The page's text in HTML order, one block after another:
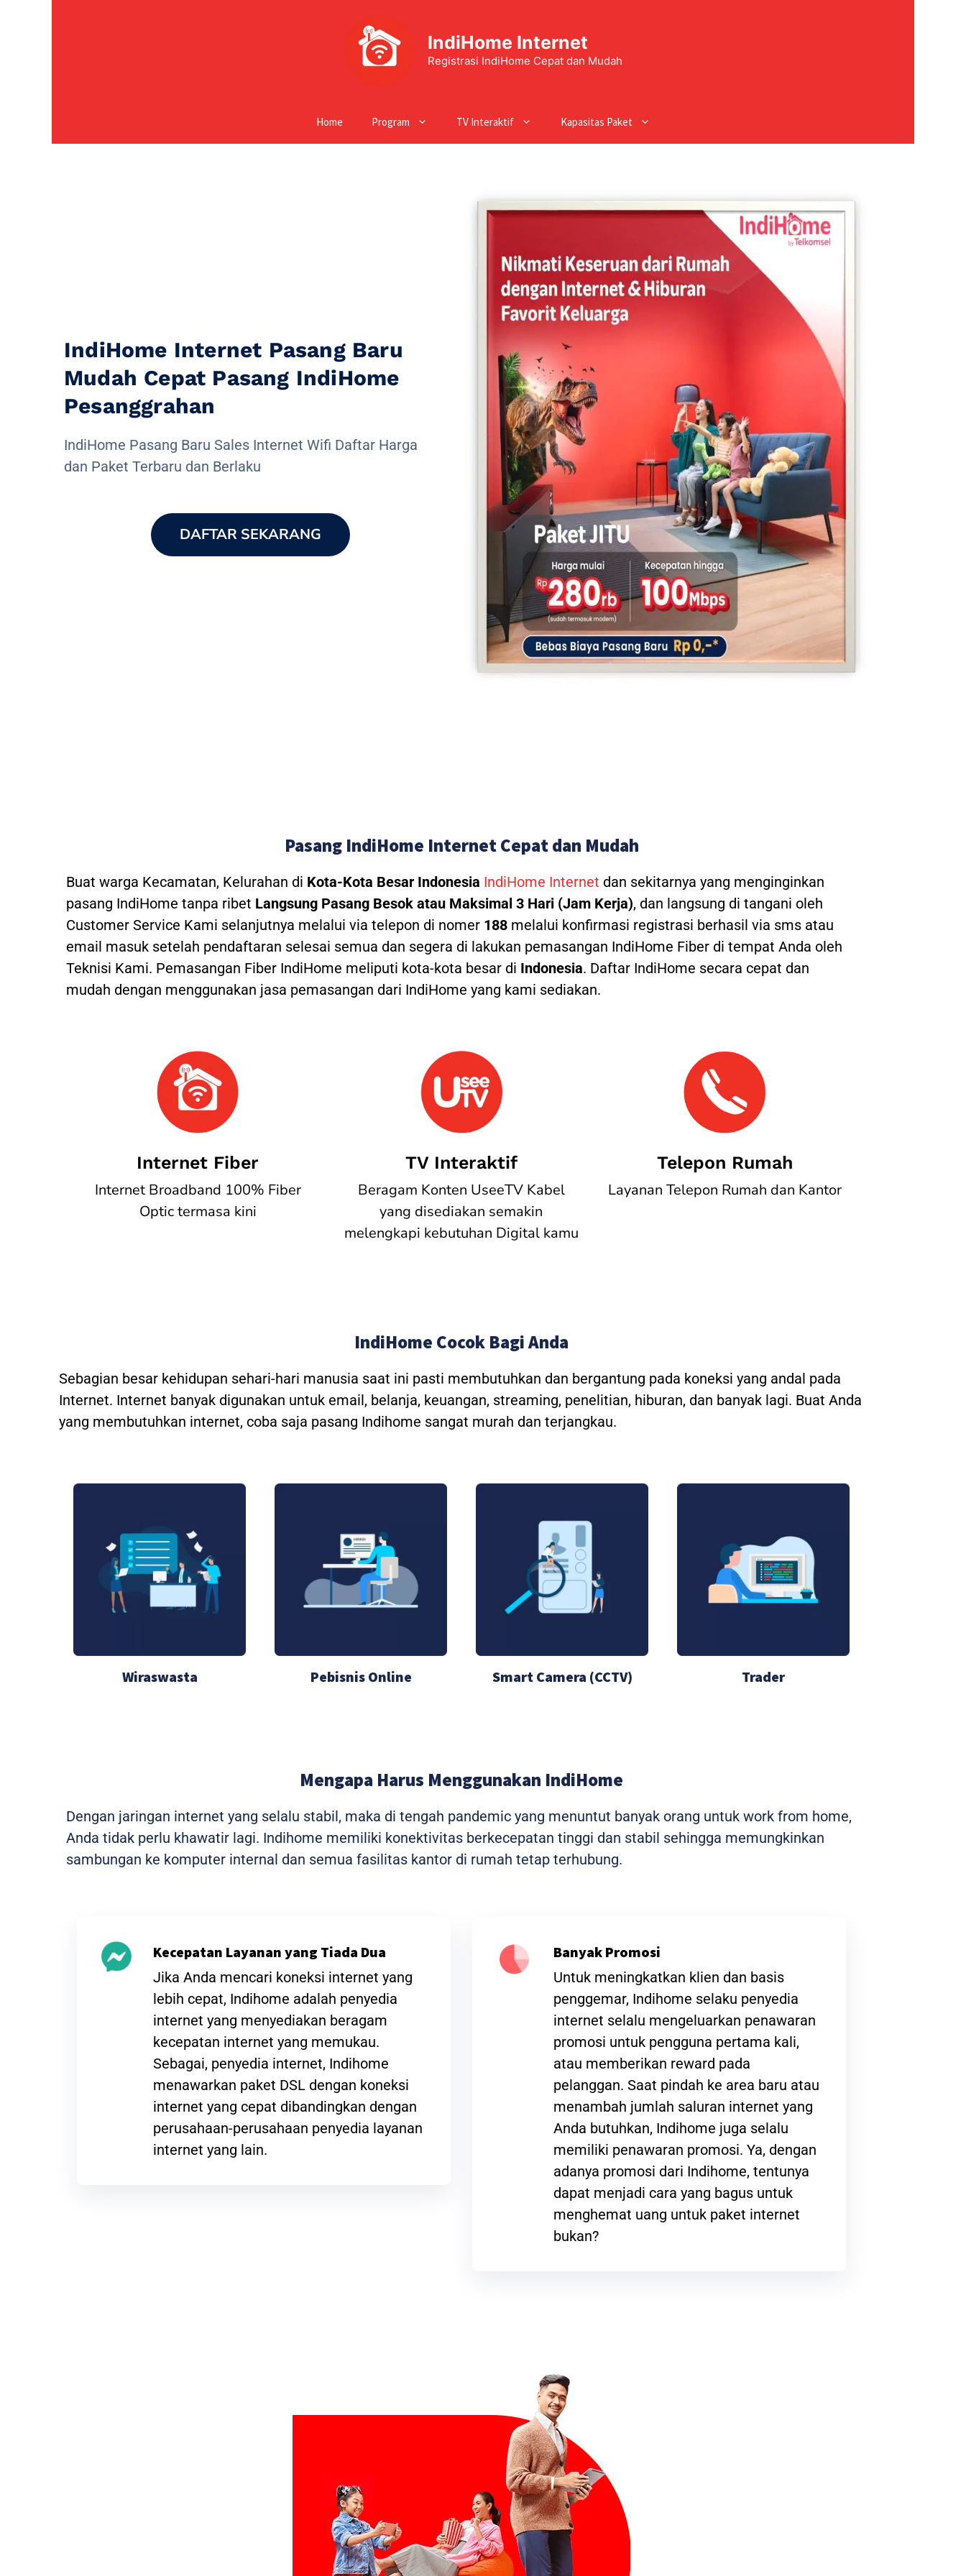
IndiHome Internet
Registrasi IndiHome Cepat dan Mudah
Home Program TV Interaktif Kapasitas Paket
IndiHome Internet Pasang Baru
Mudah Cepat Pasang IndiHome
Pesanggrahan
IndiHome Pasang Baru Sales Internet Wifi Daftar Harga
dan Paket Terbaru dan Berlaku
DAFTAR SEKARANG
Pasang IndiHome Internet Cepat dan Mudah
Buat warga Kecamatan, Kelurahan di Kota-Kota Besar Indonesia IndiHome Internet dan sekitarnya yang menginginkan
pasang IndiHome tanpa ribet Langsung Pasang Besok atau Maksimal 3 Hari (Jam Kerja), dan langsung di tangani oleh
Customer Service Kami selanjutnya melalui via telepon di nomer 188 melalui konfirmasi registrasi berhasil via sms atau
email masuk setelah pendaftaran selesai semua dan segera di lakukan pemasangan IndiHome Fiber di tempat Anda oleh
Teknisi Kami. Pemasangan Fiber IndiHome meliputi kota-kota besar di Indonesia. Daftar IndiHome secara cepat dan
mudah dengan menggunakan jasa pemasangan dari IndiHome yang kami sediakan.
Internet Fiber
Internet Broadband 100% Fiber
Optic termasa kini
TV Interaktif
Beragam Konten UseeTV Kabel
yang disediakan semakin
melengkapi kebutuhan Digital kamu
Telepon Rumah
Layanan Telepon Rumah dan Kantor
IndiHome Cocok Bagi Anda
Sebagian besar kehidupan sehari-hari manusia saat ini pasti membutuhkan dan bergantung pada koneksi yang andal pada
Internet. Internet banyak digunakan untuk email, belanja, keuangan, streaming, penelitian, hiburan, dan banyak lagi. Buat Anda
yang membutuhkan internet, coba saja pasang Indihome sangat murah dan terjangkau.
Wiraswasta Pebisnis Online Smart Camera (CCTV) Trader
Mengapa Harus Menggunakan IndiHome
Dengan jaringan internet yang selalu stabil, maka di tengah pandemic yang menuntut banyak orang untuk work from home,
Anda tidak perlu khawatir lagi. Indihome memiliki konektivitas berkecepatan tinggi dan stabil sehingga memungkinkan
sambungan ke komputer internal dan semua fasilitas kantor di rumah tetap terhubung.
Kecepatan Layanan yang Tiada Dua
Jika Anda mencari koneksi internet yang
lebih cepat, Indihome adalah penyedia
internet yang menyediakan beragam
kecepatan internet yang memukau.
Sebagai, penyedia internet, Indihome
menawarkan paket DSL dengan koneksi
internet yang cepat dibandingkan dengan
perusahaan-perusahaan penyedia layanan
internet yang lain.
Banyak Promosi
Untuk meningkatkan klien dan basis
penggemar, Indihome selaku penyedia
internet selalu mengeluarkan penawaran
promosi untuk pengguna pertama kali,
atau memberikan reward pada
pelanggan. Saat pindah ke area baru atau
menambah jumlah saluran internet yang
Anda butuhkan, Indihome juga selalu
memiliki penawaran promosi. Ya, dengan
adanya promosi dari Indihome, tentunya
dapat menjadi cara yang bagus untuk
menghemat uang untuk paket internet
bukan?